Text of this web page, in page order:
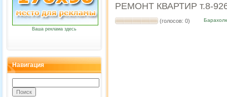
Ваша реклама здесь
Навигация
РЕМОНТ КВАРТИР т.8-
(голосов: 0)